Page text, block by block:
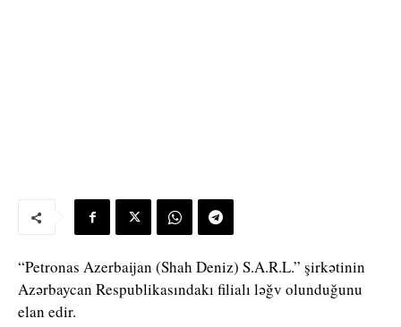
“Petronas Azerbaijan (Shah Deniz) S.A.R.L.” şirkətinin
Azərbaycan Respublikasındakı filialı ləğv olunduğunu
elan edir.